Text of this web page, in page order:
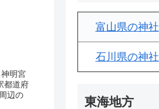
明宮
都道府
辺の
富山県の神社
石川県の神社
東海地方